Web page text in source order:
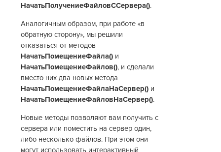
НачатьПолучениеФайловССервера().
Аналогичным образом, при работе «в
обратную сторону», мы решили
отказаться от методов
НачатьПомещениеФайла() и
НачатьПомещениеФайлов(), и сделали
вместо них два новых метода
НачатьПомещениеФайлаНаСервер() и
НачатьПомещениеФайловНаСервер().
Новые методы позволяют вам получить с
сервера или поместить на сервер один,
либо несколько файлов. При этом они
могут использовать интерактивный